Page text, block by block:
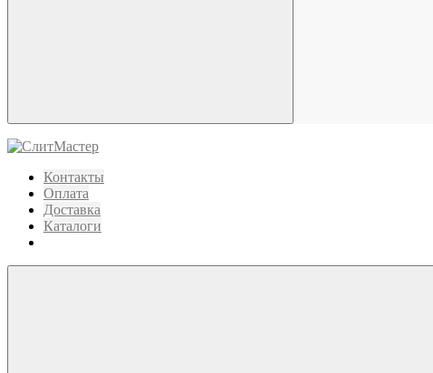
Контакты
Оплата
Доставка
Каталоги